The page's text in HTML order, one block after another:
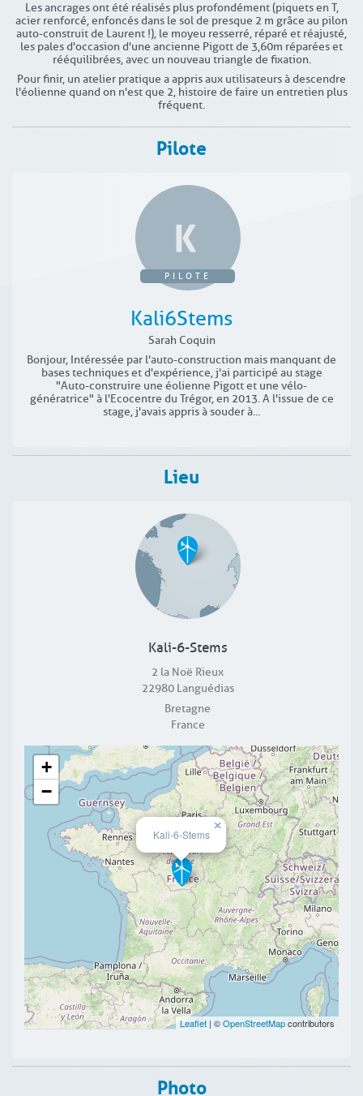
Les ancrages ont été réalisés plus profondément (piquets en T,
acier renforcé, enfoncés dans le sol de presque 2 m grâce au pilon
auto-construit de Laurent !), le moyeu resserré, réparé et réajusté,
les pales d'occasion d'une ancienne Pigott de 3,60m réparées et
rééquilibrées, avec un nouveau triangle de fixation.
Pour finir, un atelier pratique a appris aux utilisateurs à descendre
l'éolienne quand on n'est que 2, histoire de faire un entretien plus
fréquent.
Pilote
PILOTE
Kali6Stems
Sarah Coquin
Bonjour, Intéressée par l'auto-construction mais manquant de
bases techniques et d'expérience, j'ai participé au stage
"Auto-construire une éolienne Pigott et une vélo-
génératrice" à l'Ecocentre du Trégor, en 2013. A l'issue de ce
stage, j'avais appris à souder à...
Lieu
Kali-6-Stems
2 la Noë Rieux
22980 Languédias
Bretagne
France
Kali-6-Stems
×
+
−
Leaflet | ©OpenStreetMapcontributors
Photo